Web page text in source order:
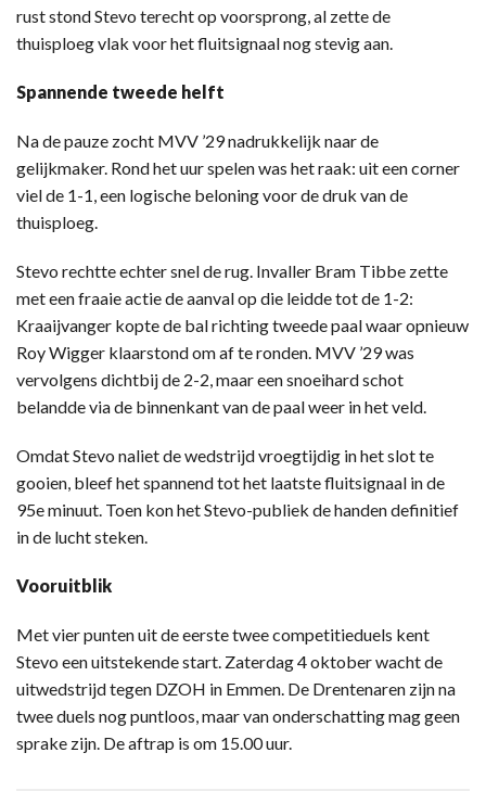
rust stond Stevo terecht op voorsprong, al zette de
thuisploeg vlak voor het fluitsignaal nog stevig aan.
Spannende tweede helft
Na de pauze zocht MVV ’29 nadrukkelijk naar de
gelijkmaker. Rond het uur spelen was het raak: uit een corner
viel de 1-1, een logische beloning voor de druk van de
thuisploeg.
Stevo rechtte echter snel de rug. Invaller Bram Tibbe zette
met een fraaie actie de aanval op die leidde tot de 1-2:
Kraaijvanger kopte de bal richting tweede paal waar opnieuw
Roy Wigger klaarstond om af te ronden. MVV ’29 was
vervolgens dichtbij de 2-2, maar een snoeihard schot
belandde via de binnenkant van de paal weer in het veld.
Omdat Stevo naliet de wedstrijd vroegtijdig in het slot te
gooien, bleef het spannend tot het laatste fluitsignaal in de
95e minuut. Toen kon het Stevo-publiek de handen definitief
in de lucht steken.
Vooruitblik
Met vier punten uit de eerste twee competitieduels kent
Stevo een uitstekende start. Zaterdag 4 oktober wacht de
uitwedstrijd tegen DZOH in Emmen. De Drentenaren zijn na
twee duels nog puntloos, maar van onderschatting mag geen
sprake zijn. De aftrap is om 15.00 uur.